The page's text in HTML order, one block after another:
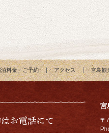
泊料金・ご予約 アクセス 宮島観
宮
〒